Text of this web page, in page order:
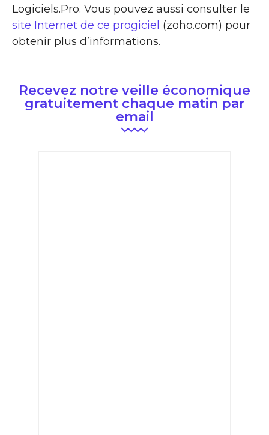
Logiciels.Pro. Vous pouvez aussi consulter le
site Internet de ce progiciel (zoho.com) pour
obtenir plus d’informations.
Recevez notre veille économique
gratuitement chaque matin par
email